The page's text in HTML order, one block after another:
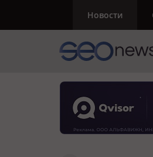
Новости